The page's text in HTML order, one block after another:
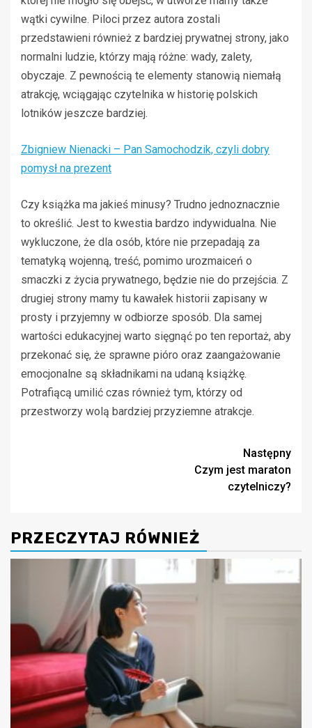
wątki cywilne. Piloci przez autora zostali
przedstawieni również z bardziej prywatnej strony, jako
normalni ludzie, którzy mają różne: wady, zalety,
obyczaje. Z pewnością te elementy stanowią niemałą
atrakcję, wciągając czytelnika w historię polskich
lotników jeszcze bardziej.
Zbigniew Nienacki – Pan Samochodzik, czyli dobry
pomysł na prezent
Czy książka ma jakieś minusy? Trudno jednoznacznie
to określić. Jest to kwestia bardzo indywidualna. Nie
wykluczone, że dla osób, które nie przepadają za
tematyką wojenną, treść, pomimo urozmaiceń o
smaczki z życia prywatnego, będzie nie do przejścia. Z
drugiej strony mamy tu kawałek historii zapisany w
prosty i przyjemny w odbiorze sposób. Dla samej
wartości edukacyjnej warto sięgnąć po ten reportaż, aby
przekonać się, że sprawne pióro oraz zaangażowanie
emocjonalne są składnikami na udaną książkę.
Potrafiącą umilić czas również tym, którzy od
przestworzy wolą bardziej przyziemne atrakcje.
Następny
Czym jest maraton
czytelniczy?
PRZECZYTAJ RÓWNIEŻ